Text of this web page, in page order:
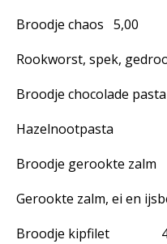
Broodje chaos 5,00
Rookworst, spek,
Broodje chocolade
Hazelnootpasta
Broodje gerookte
Gerookte zalm, ei en
Broodje kipfilet